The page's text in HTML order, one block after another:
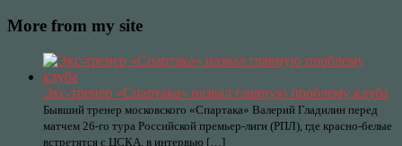
More from my site
Экс-тренер «Спартака» назвал главную проблему клуба
Бывший тренер московского «Спартака» Валерий Гладилин перед
матчем 26-го тура Российской премьер-лиги (РПЛ), где красно-белые
встретятся с ЦСКА, в интервью […]